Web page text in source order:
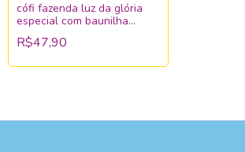
cófi fazenda luz da glória
especial com baunilha
moído 250g
R$47,90